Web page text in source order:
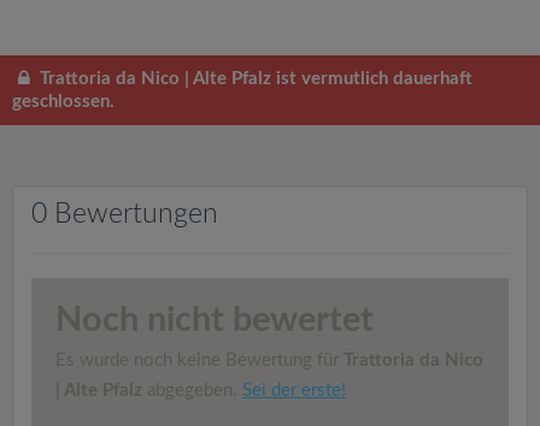
Trattoria da Nico | Alte Pfalz ist vermutlich dauerhaft
geschlossen.
0 Bewertungen
Noch nicht bewertet
Es wurde noch keine Bewertung für
Trattoria da Nico
| Alte Pfalz abgegeben. Sei der erste!
a